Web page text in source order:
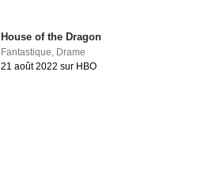
House of the Dragon
Fantastique, Drame
21 août 2022 sur HBO